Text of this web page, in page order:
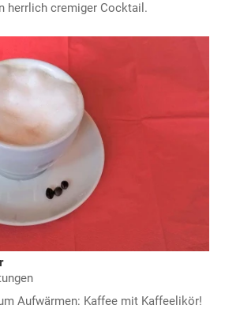
herrlich cremiger Cocktail.
Aufwärmen: Kaffee mit Kaffeelikör!